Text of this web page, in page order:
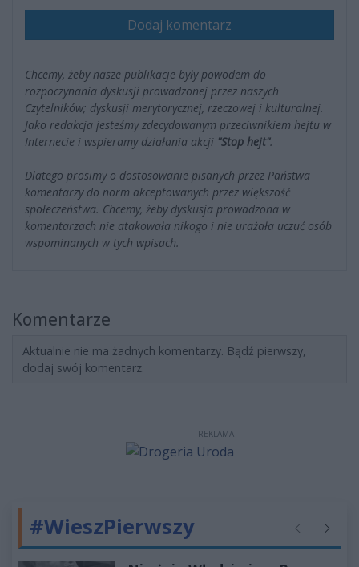
Dodaj komentarz
Chcemy, żeby nasze publikacje były powodem do
rozpoczynania dyskusji prowadzonej przez naszych
Czytelników; dyskusji merytorycznej, rzeczowej i kulturalnej.
Jako redakcja jesteśmy zdecydowanym przeciwnikiem hejtu w
Internecie i wspieramy działania akcji "Stop hejt".
Dlatego prosimy o dostosowanie pisanych przez Państwa
komentarzy do norm akceptowanych przez większość
społeczeństwa. Chcemy, żeby dyskusja prowadzona w
komentarzach nie atakowała nikogo i nie urażała uczuć osób
wspominanych w tych wpisach.
Komentarze
Aktualnie nie ma żadnych komentarzy. Bądź pierwszy,
dodaj swój komentarz.
REKLAMA
#WieszPierwszy Poprzednie